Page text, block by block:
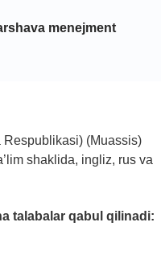
menejment
Respublikasi) (Muassis)
shaklida, ingliz, rus va
talabalar qabul qilinadi: